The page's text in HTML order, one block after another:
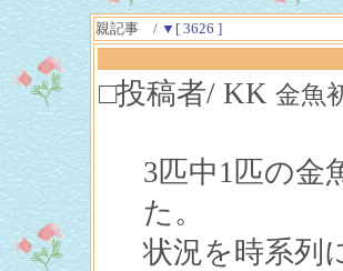
親記事 / ▼[ 3626 ]
□投稿者/ KK 金魚
3匹中1匹の金
た。
状況を時系列